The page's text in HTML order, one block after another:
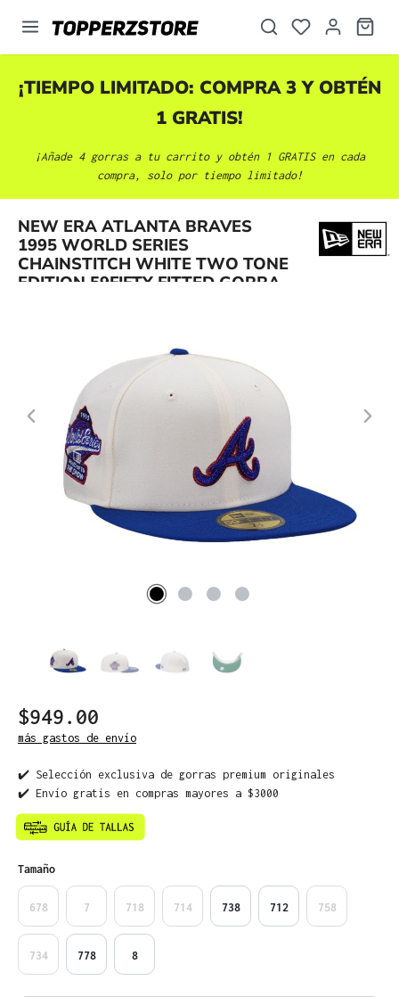
principal
¡TIEMPO LIMITADO: COMPRA 3 Y OBTÉN
1 GRATIS!
¡Añade 4 gorras a tu carrito y obtén 1 GRATIS en cada
compra, solo por tiempo limitado!
NEW ERA ATLANTA BRAVES
1995 WORLD SERIES
CHAINSTITCH WHITE TWO TONE
EDITION 59FIFTY FITTED GORRA
Omitir galería de imágenes
$949.00
más gastos de envío
✔️ Selección exclusiva de gorras premium originales
✔️ Envío gratis en compras mayores a $3000
Seleccione
Tamaño
678 7 718 714 738 712 758
734 778 8